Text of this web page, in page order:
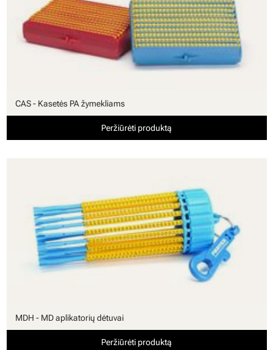
CAS - Kasetės PA žymekliams
Peržiūrėti produktą
MDH - MD aplikatorių dėtuvai
Peržiūrėti produktą